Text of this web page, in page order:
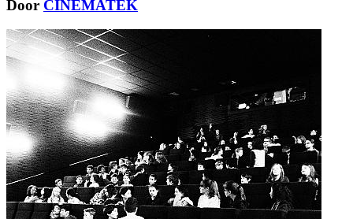
Door CINEMATEK